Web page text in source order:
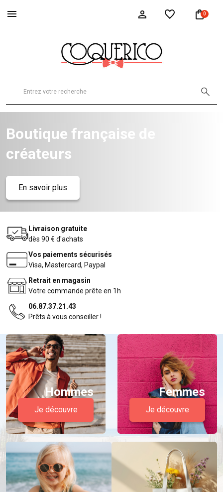
0
Boutique française de
créateurs
En savoir plus
Livraison gratuite
dès 90 € d'achats
Vos paiements sécurisés
Visa, Mastercard, Paypal
Retrait en magasin
Votre commande prête en 1h
06.87.37.21.43
Prêts à vous conseiller !
Hommes
Je découvre
Femmes
Je découvre